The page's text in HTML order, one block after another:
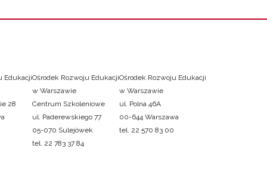
Edukacji
28
Ośrodek Rozwoju Edukacji
w Warszawie
Centrum Szkoleniowe
ul. Paderewskiego 77
05-070 Sulejówek
tel. 22 783 37 84
Ośrodek Rozwoju Edukacji
w Warszawie
ul. Polna 46A
00-644 Warszawa
tel. 22 570 83 00